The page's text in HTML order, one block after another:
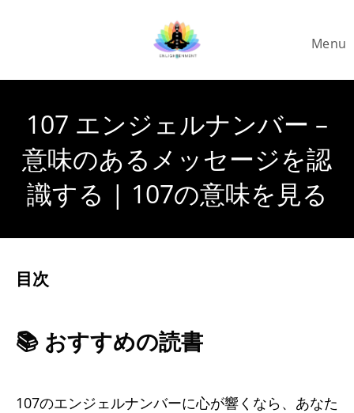
Menu
107 エンジェルナンバー –
意味のあるメッセージを認
識する | 107の意味を見る
目次
📚 おすすめの読書
107のエンジェルナンバーに心が響くなら、あなた